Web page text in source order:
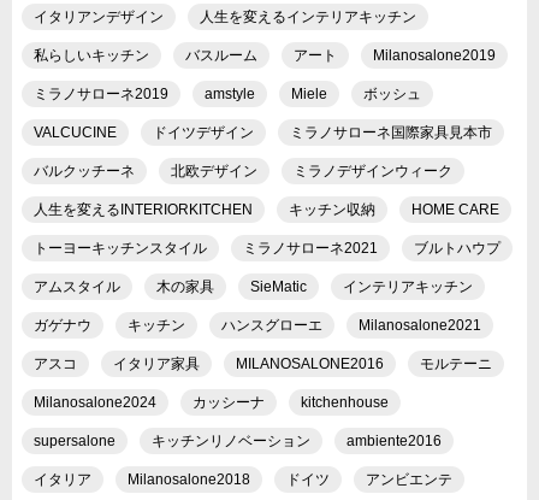
イタリアンデザイン 人生を変えるインテリアキッチン
私らしいキッチン バスルーム アート Milanosalone2019
ミラノサローネ2019 amstyle Miele ボッシュ
VALCUCINE ドイツデザイン ミラノサローネ国際家具見本市
バルクッチーネ 北欧デザイン ミラノデザインウィーク
人生を変えるINTERIORKITCHEN キッチン収納 HOME CARE
トーヨーキッチンスタイル ミラノサローネ2021 ブルトハウプ
アムスタイル 木の家具 SieMatic インテリアキッチン
ガゲナウ キッチン ハンスグローエ Milanosalone2021
アスコ イタリア家具 MILANOSALONE2016 モルテーニ
Milanosalone2024 カッシーナ kitchenhouse
supersalone キッチンリノベーション ambiente2016
イタリア Milanosalone2018 ドイツ アンビエンテ